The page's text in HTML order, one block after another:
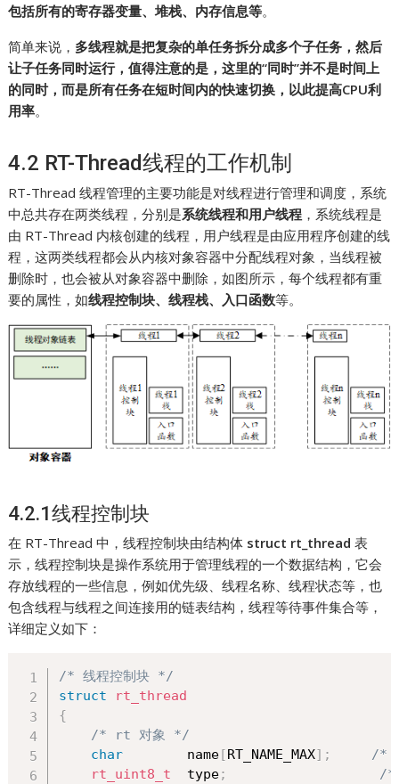
包括所有的寄存器变量、堆栈、内存信息等。
简单来说， 多线程就是把复杂的单任务拆分成多个子任务，然后
让子任务同时运行，值得注意的是，这里的“同时”并不是时间上
的同时，而是所有任务在短时间内的快速切换，以此提高CPU利
用率。
4.2 RT-Thread线程的工作机制
RT-Thread 线程管理的主要功能是对线程进行管理和调度，系统
中总共存在两类线程，分别是系统线程和用户线程 ，系统线程是
由 RT-Thread 内核创建的线程，用户线程是由应用程序创建的线
程，这两类线程都会从内核对象容器中分配线程对象，当线程被
删除时，也会被从对象容器中删除，如图所示，每个线程都有重
要的属性，如线程控制块、线程栈、入口函数等。
4.2.1线程控制块
在 RT-Thread 中，线程控制块由结构体 struct rt_thread 表
示，线程控制块是操作系统用于管理线程的一个数据结构，它会
存放线程的一些信息，例如优先级、线程名称、线程状态等，也
包含线程与线程之间连接用的链表结构，线程等待事件集合等，
详细定义如下：
/* 线程控制块 */
struct
rt_thread
{
/* rt 对象 */
char
        name
[RT_NAME_MAX] ;
/*
rt_uint8_t
  type
;
/*